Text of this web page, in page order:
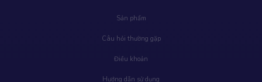
Sản phẩm
Câu hỏi thường gặp
Điều khoản
Hướng dẫn sử dụng